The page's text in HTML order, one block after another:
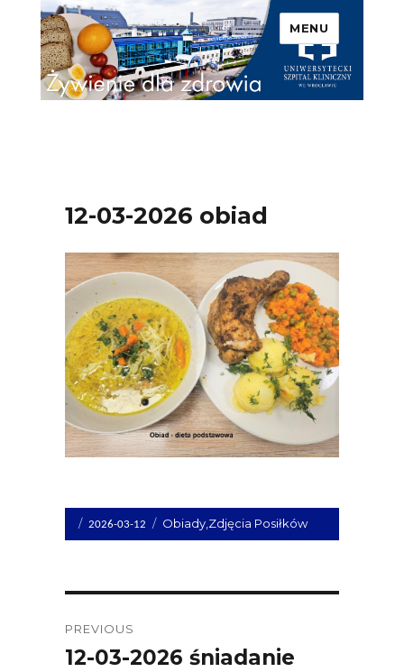
Uniwersytecki Szpital
Kliniczny we Wrocławiu –
Żywienie dla zdrowia
MENU
12-03-2026 obiad
Opublikowano
dnia
2026-03-12 Kategorie
Obiady, Zdjęcia Posiłków
navigation
PREVIOUS
Previous
12-03-2026 śniadanie